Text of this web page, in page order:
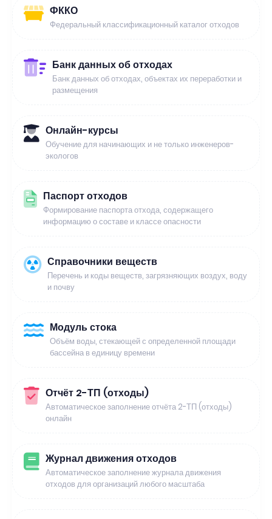
ФККО
Федеральный классификационный каталог отходов
Банк данных об отходах
Банк данных об отходах, объектах их переработки и
размещения
Онлайн-курсы
Обучение для начинающих и не только инженеров-
экологов
Паспорт отходов
Формирование паспорта отхода, содержащего
информацию о составе и классе опасности
Справочники веществ
Перечень и коды веществ, загрязняющих воздух, воду
и почву
Модуль стока
Объём воды, стекающей с определенной площади
бассейна в единицу времени
Отчёт 2-ТП (отходы)
Автоматическое заполнение отчёта 2-ТП (отходы)
онлайн
Журнал движения отходов
Автоматическое заполнение журнала движения
отходов для организаций любого масштаба